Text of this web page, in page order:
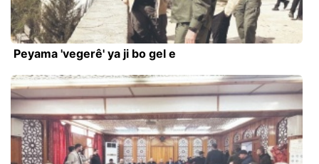
Peyama 'vegerê' ya ji bo gel e